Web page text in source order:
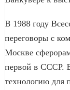
В 1988 году
переговоры с
Москве
первой в СССР.
технологию для